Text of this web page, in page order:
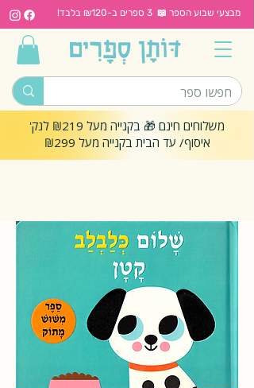
מבצעי שבוע הספר 📖 3 ספרים ב-₪120 בלבד!
משלוחים חינם 🎁 בקנייה מעל ₪219 לנק'
איסוף/ עד הבית בקנייה מעל ₪299